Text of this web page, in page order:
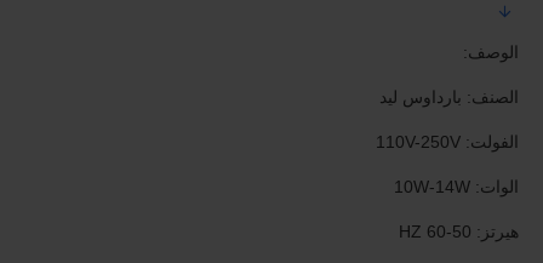
الوصف:
الصنف: بارداوس ليد
الفولت: 110V-250V
الوات: 10W-14W
هيرتز: 50-60 HZ